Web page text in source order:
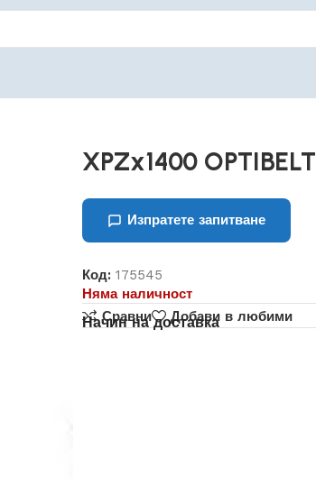
XPZx1400 OPTIBELT
Изпратете запитване
Код: 175545
Няма наличност
Сравни
Добави в любими
Начин на доставка